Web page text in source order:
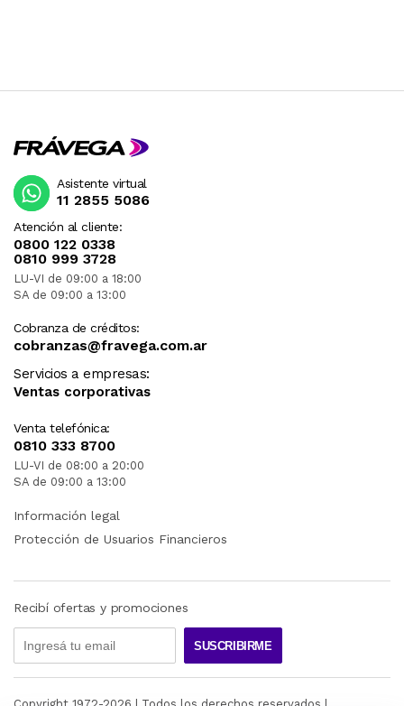
Atención al cliente:
0800 122 0338
0810 999 3728
LU-VI de 09:00 a 18:00
SA de 09:00 a 13:00
Cobranza de créditos:
cobranzas@fravega.com.ar
Servicios a empresas:
Ventas corporativas
Venta telefónica:
0810 333 8700
LU-VI de 08:00 a 20:00
SA de 09:00 a 13:00
Asistente virtual
11 2855 5086
Información legal
Protección de Usuarios Financieros
Recibí ofertas y promociones
SUSCRIBIRME